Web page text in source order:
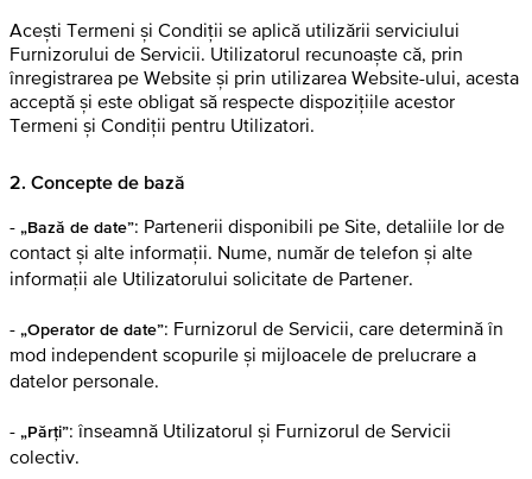
Acești Termeni și Condiții se aplică utilizării serviciului
Furnizorului de Servicii. Utilizatorul recunoaște că, prin
înregistrarea pe Website și prin utilizarea Website-ului, acesta
acceptă și este obligat să respecte dispozițiile acestor
Termeni și Condiții pentru Utilizatori.
2. Concepte de bază
- „Bază de date”: Partenerii disponibili pe Site, detaliile lor de
contact și alte informații. Nume, număr de telefon și alte
informații ale Utilizatorului solicitate de Partener.
- „Operator de date”: Furnizorul de Servicii, care determină în
mod independent scopurile și mijloacele de prelucrare a
datelor personale.
- „Părți”: înseamnă Utilizatorul și Furnizorul de Servicii
colectiv.